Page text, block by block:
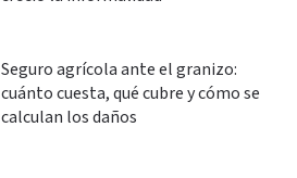
Seguro agrícola ante el granizo:
cuánto cuesta, qué cubre y cómo se
calculan los daños